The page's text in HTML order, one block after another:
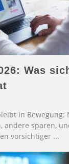
Was
in Bewegung:
andere sparen,
vorsichtiger ...